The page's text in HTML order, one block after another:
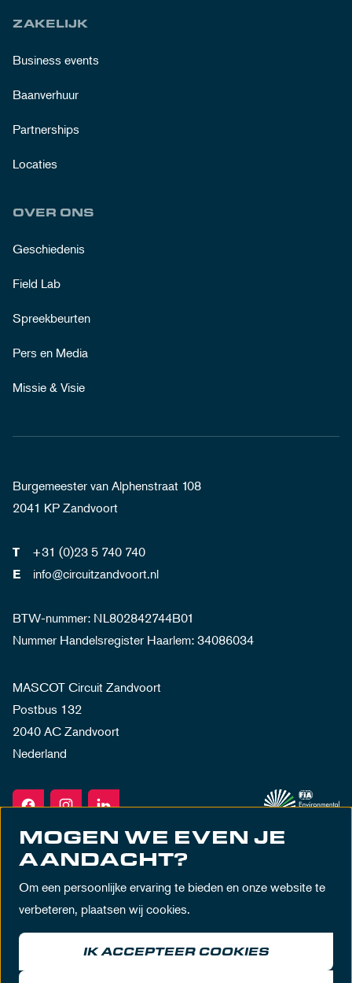
ZAKELIJK
Business events
Baanverhuur
Partnerships
Locaties
OVER ONS
Geschiedenis
Field Lab
Spreekbeurten
Pers en Media
Missie & Visie
Burgemeester van Alphenstraat 108
2041 KP Zandvoort
T +31 (0)23 5 740 740
E info@circuitzandvoort.nl
BTW-nummer: NL802842744B01
Nummer Handelsregister Haarlem: 34086034
MASCOT Circuit Zandvoort
Postbus 132
2040 AC Zandvoort
Nederland
Algemene voorwaarden Privacy policy
Huisregels
MOGEN WE EVEN JE
AANDACHT?
Om een persoonlijke ervaring te bieden en onze website te
verbeteren, plaatsen wij cookies.
IK ACCEPTEER COOKIES